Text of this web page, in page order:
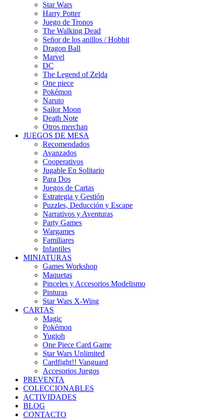
Star Wars
Harry Potter
Juego de Tronos
The Walking Dead
Señor de los anillos / Hobbit
Dragon Ball
Marvel
DC
The Legend of Zelda
One piece
Pokémon
Naruto
Sailor Moon
Death Note
Otros merchan
JUEGOS DE MESA
Recomendados
Avanzados
Cooperativos
Jugable En Solitario
Para Dos
Juegos de Cartas
Estrategia y Gestión
Puzzles, Deducción y Escape
Narrativos y Aventuras
Party Games
Wargames
Familiares
Infantiles
MINIATURAS
Games Workshop
Maquetas
Pinceles y Accesorios Modelismo
Pinturas
Star Wars X-Wing
CARTAS
Magic
Pokémon
Yugioh
One Piece Card Game
Star Wars Unlimited
Cardfight!! Vanguard
Accesorios Juegos
PREVENTA
COLECCIONABLES
ACTIVIDADES
BLOG
CONTACTO